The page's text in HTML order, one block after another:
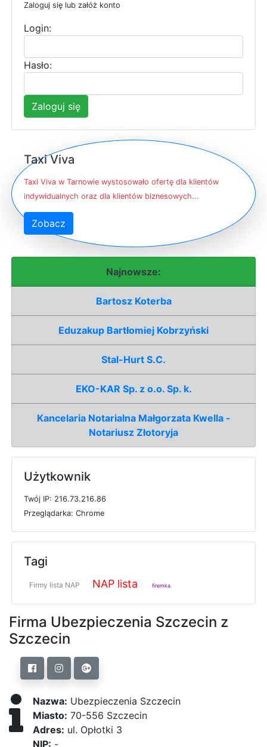
Zaloguj się lub załóż konto
Login:
Hasło:
Zaloguj się
Taxi Viva
Taxi Viva w Tarnowie wystosowało ofertę dla klientów
indywidualnych oraz dla klientów biznesowych...
Zobacz
Najnowsze:
Bartosz Koterba
Eduzakup Bartłomiej Kobrzyński
Stal-Hurt S.C.
EKO-KAR Sp. z o.o. Sp. k.
Kancelaria Notarialna Małgorzata Kwella -
Notariusz Złotoryja
Użytkownik
Twój IP: 216.73.216.86
Przeglądarka: Chrome
Tagi
Firmy lista NAP NAP lista firemka
Firma Ubezpieczenia Szczecin z
Szczecin
Nazwa: Ubezpieczenia Szczecin
Miasto: 70-556 Szczecin
Adres: ul. Opłotki 3
NIP: -